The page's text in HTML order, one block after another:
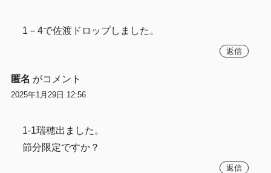
1－4で佐渡ドロップしました。
返信
匿名 がコメント
2025年1月29日 12:56
1-1瑞穂出ました。
節分限定ですか？
返信